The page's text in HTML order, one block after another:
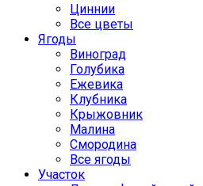
Циннии
Все цветы
Ягоды
Виноград
Голубика
Ежевика
Клубника
Крыжовник
Малина
Смородина
Все ягоды
Участок